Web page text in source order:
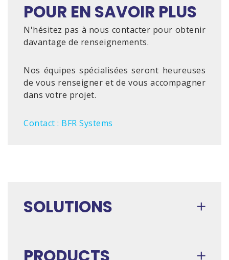
POUR EN SAVOIR PLUS
N'hésitez pas à nous contacter pour obtenir
davantage de renseignements.
Nos équipes spécialisées seront heureuses
de vous renseigner et de vous accompagner
dans votre projet.
Contact : BFR Systems
SOLUTIONS